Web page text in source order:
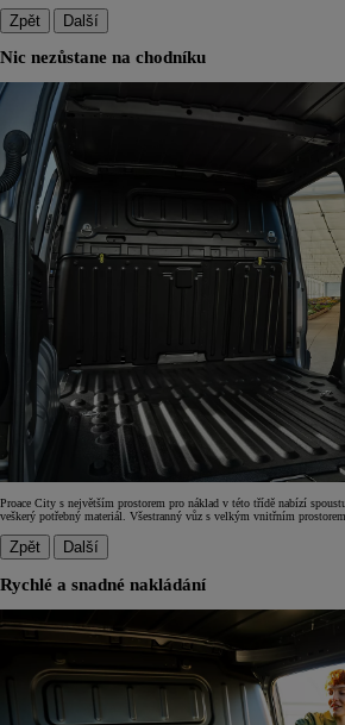
Zpět Další
Nic nezůstane na chodníku
Proace City s největším prostorem pro náklad v této třídě nabízí
veškerý potřebný materiál. Všestranný vůz s velkým vnitřním
Zpět Další
Rychlé a snadné nakládání